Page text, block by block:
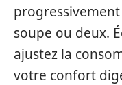
progressivement
soupe ou deux.
ajustez la
votre confort